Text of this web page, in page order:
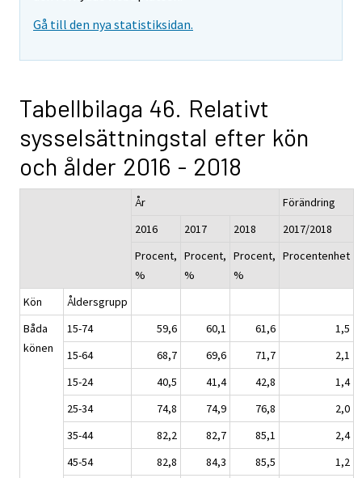
Gå till den nya statistiksidan.
Tabellbilaga 46. Relativt
sysselsättningstal efter kön
och ålder 2016 - 2018
År
Förändring
2016
2017 2018
2017/2018
Procent,
%
Procent,
%
Procent,
%
Procentenhet
Kön
Åldersgrupp
Båda
könen
15-74 59,6 60,1 61,6
1,5
15-64
68,7 69,6 71,7
2,1
15-24
40,5 41,4 42,8
1,4
25-34
74,8 74,9 76,8
2,0
35-44
82,2 82,7 85,1
2,4
45-54
82,8 84,3 85,5
1,2